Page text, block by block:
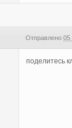
Отправлено05
поделитесь